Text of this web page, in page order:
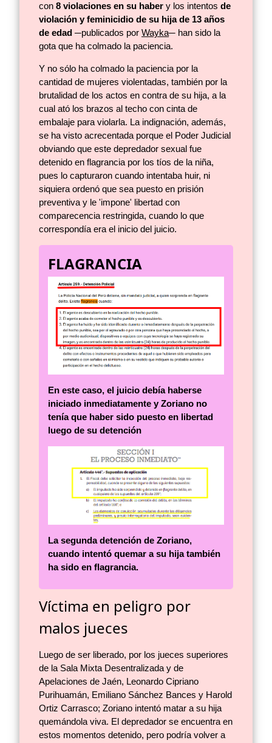
con 8 violaciones en su haber y los intentos de
violación y feminicidio de su hija de 13 años
de edad ─publicados por Wayka─ han sido la
gota que ha colmado la paciencia.
Y no sólo ha colmado la paciencia por la
cantidad de mujeres violentadas, también por la
brutalidad de los actos en contra de su hija, a la
cual ató los brazos al techo con cinta de
embalaje para violarla. La indignación, además,
se ha visto acrecentada porque el Poder Judicial
obviando que este depredador sexual fue
detenido en flagrancia por los tíos de la niña,
pues lo capturaron cuando intentaba huir, ni
siquiera ordenó que sea puesto en prisión
preventiva y le 'impone' libertad con
comparecencia restringida, cuando lo que
correspondía era el inicio del juicio.
FLAGRANCIA
En este caso, el juicio debía haberse
iniciado inmediatamente y Zoriano no
tenía que haber sido puesto en libertad
luego de su detención
La segunda detención de Zoriano,
cuando intentó quemar a su hija también
ha sido en flagrancia.
Víctima en peligro por
malos jueces
Luego de ser liberado, por los jueces superiores
de la Sala Mixta Desentralizada y de
Apelaciones de Jaén, Leonardo Cipriano
Purihuamán, Emiliano Sánchez Bances y Harold
Ortiz Carrasco; Zoriano intentó matar a su hija
quemándola viva. El depredador se encuentra en
estos momentos detenido, pero podría volver a